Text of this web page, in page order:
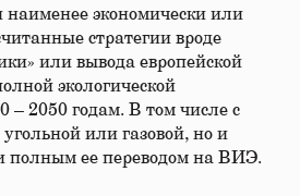
экономически или
стратегии вроде
или вывода европейской
экологической
– 2050 годам. В том числе с
или газовой, но и
полным ее переводом на ВИЭ.